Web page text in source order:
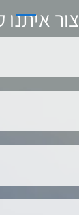
צור